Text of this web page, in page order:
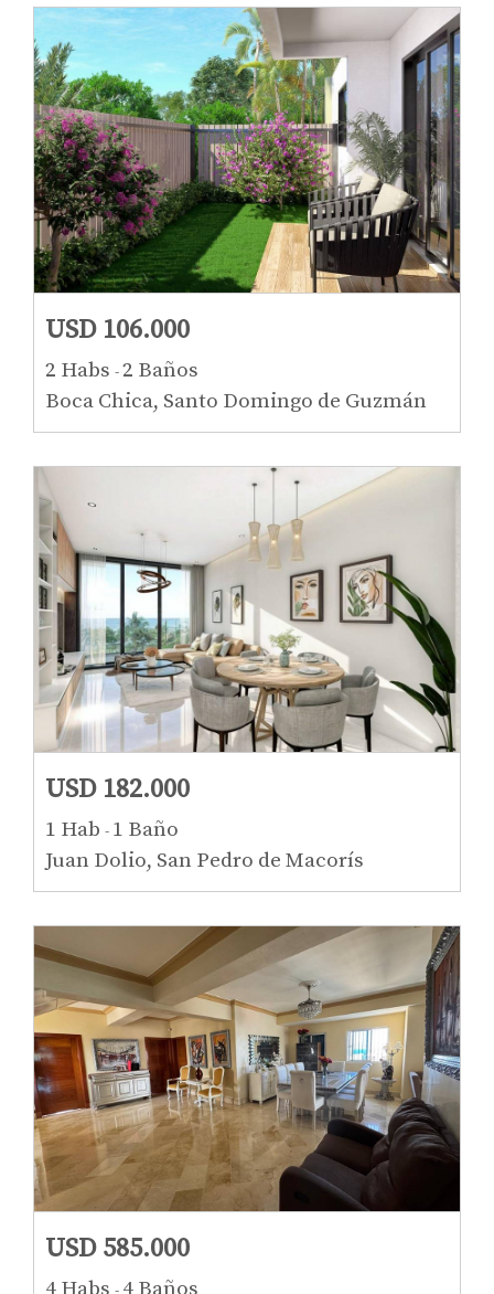
USD 106.000
2 Habs -2 Baños
Boca Chica, Santo Domingo de Guzmán
USD 182.000
1 Hab - 1 Baño
Juan Dolio, San Pedro de Macorís
USD 585.000